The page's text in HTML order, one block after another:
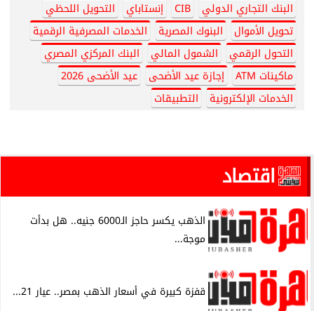
البنك التجاري الدولي CIB إنستاباي
التحويل اللحظي
تحويل الأموال
البنوك المصرية
الخدمات المصرفية الرقمية
التحول الرقمي
الشمول المالي
البنك المركزي المصري
ماكينات ATM
إجازة عيد الأضحى
عيد الأضحى 2026
الخدمات الإلكترونية
التطبيقات
اقتصاد
الذهب يكسر حاجز الـ6000 جنيه.. هل بدأت
موجة...
قفزة كبيرة في أسعار الذهب بمصر.. عيار 21...